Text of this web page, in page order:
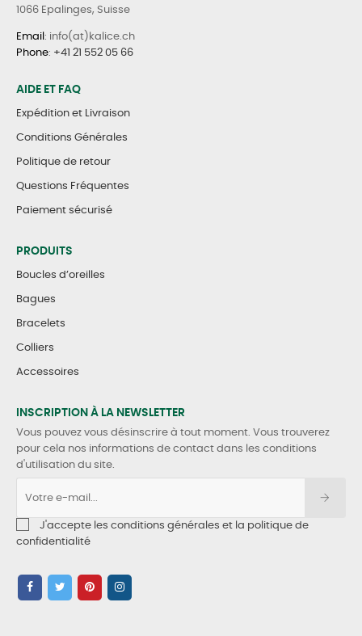
1066 Epalinges, Suisse
Email : info(at)kalice.ch
Phone: +41 21 552 05 66
AIDE ET FAQ
Expédition et Livraison
Conditions Générales
Politique de retour
Questions Fréquentes
Paiement sécurisé
PRODUITS
Boucles d’oreilles
Bagues
Bracelets
Colliers
Accessoires
INSCRIPTION À LA NEWSLETTER
Vous pouvez vous désinscrire à tout moment. Vous trouverez
pour cela nos informations de contact dans les conditions
d'utilisation du site.
J'accepte les conditions générales et la politique de
confidentialité